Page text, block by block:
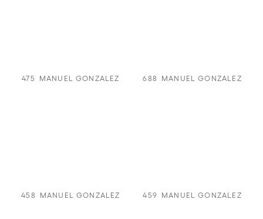
475 MANUEL GONZALEZ 688 MANUEL GONZALEZ
458 MANUEL GONZALEZ 459 MANUEL GONZALEZ